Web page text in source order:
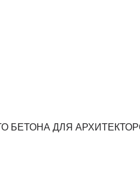
БЕТОНА ДЛЯ